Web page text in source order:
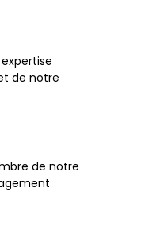
de notre
de notre